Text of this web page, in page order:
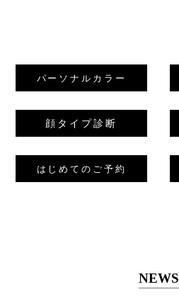
パーソナルカラー
顔タイプ診断
はじめてのご予約
NEWS